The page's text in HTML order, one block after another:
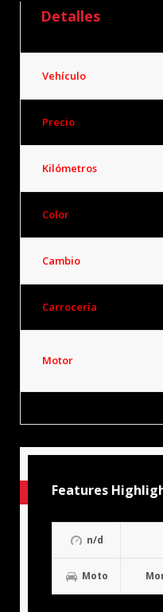
Detalles
Vehículo
Precio
Kilómetros
Color
Cambio
Carrocería
Motor
Features
n/d
Moto